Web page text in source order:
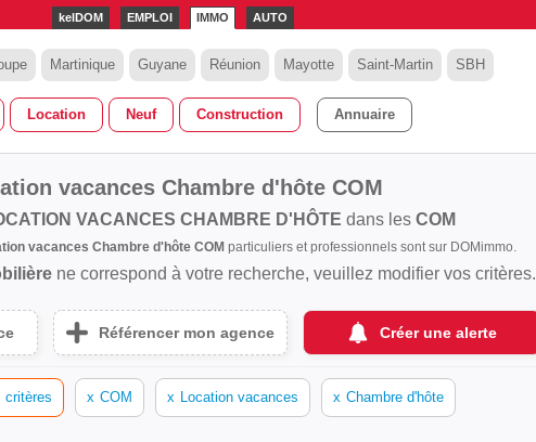
kelDOM EMPLOI IMMO AUTO
Martinique Guyane Réunion Mayotte Saint-Martin SBH
Location Neuf Construction Annuaire
vacances Chambre d'hôte COM
VACANCES CHAMBRE D'HÔTE dans les COM
vacances Chambre d'hôte COM particuliers et professionnels sont sur DOMimmo.
ne correspond à votre recherche, veuillez modifier vos critères.
Référencer mon agence Créer une alerte
critères x COM x Location vacances x Chambre d'hôte